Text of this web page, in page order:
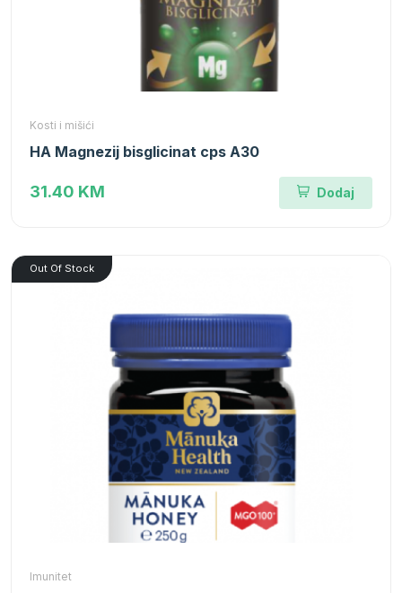
Kosti i mišići
HA Magnezij bisglicinat cps A30
31.40 KM Dodaj
Out Of Stock
Imunitet